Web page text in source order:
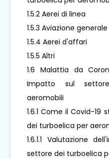
1.5.2 Aerei di linea
1.5.3 Aviazione generale
1.5.4 Aerei d'affari
1.5.5 Altri
1.6 Malattia da
Impatto sul
aeromobili
1.6.1 Come il Covid-
dei turboelica per
1.6.1.1 Valutazione
settore dei turboelica